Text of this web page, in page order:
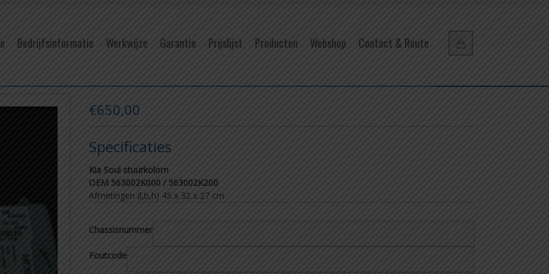
Bedrijfsinformatie Werkwijze Garantie Prijslijst Producten Webshop Contact & Route
€650,00
Specificaties
Kia Soul stuurkolom
OEM 563002K000 / 563002K200
Afmetingen (l,b,h) 45 x 32 x 27 cm
Chassisnummer
Foutcode